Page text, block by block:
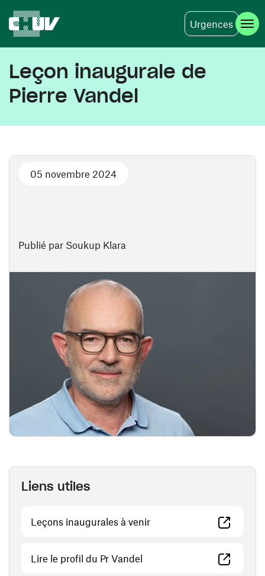
Urgences
Leçon inaugurale de
Pierre Vandel
Publié par Soukup Klara
05 novembre 2024
Liens utiles
Leçons inaugurales à venir(ouvre une nouvelle
Lire le profil du Pr Vandel (ouvre une nouvelle